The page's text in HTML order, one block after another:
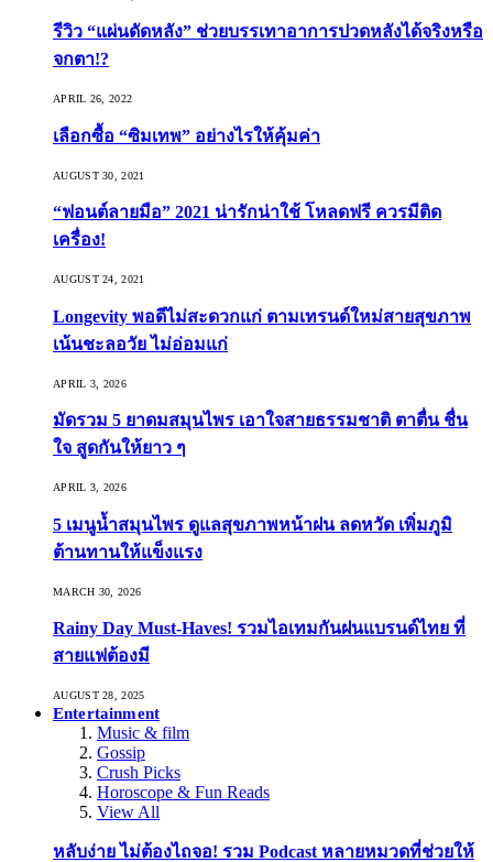
รีวิว “แผ่นดัดหลัง” ช่วยบรรเทาอาการปวดหลังได้จริงหรือ
จกตา!?
APRIL 26, 2022
เลือกซื้อ “ซิมเทพ” อย่างไรให้คุ้มค่า
AUGUST 30, 2021
“ฟอนต์ลายมือ” 2021 น่ารักน่าใช้ โหลดฟรี ควรมีติด
เครื่อง!
AUGUST 24, 2021
Longevity พอดีไม่สะดวกแก่ ตามเทรนด์ใหม่สายสุขภาพ
เน้นชะลอวัย ไม่อ่อมแก่
APRIL 3, 2026
มัดรวม 5 ยาดมสมุนไพร เอาใจสายธรรมชาติ ตาตื่น ชื่น
ใจ สูดกันให้ยาว ๆ
APRIL 3, 2026
5 เมนูน้ำสมุนไพร ดูแลสุขภาพหน้าฝน ลดหวัด เพิ่มภูมิ
ต้านทานให้แข็งแรง
MARCH 30, 2026
Rainy Day Must-Haves! รวมไอเทมกันฝนแบรนด์ไทย ที่
สายแฟต้องมี
AUGUST 28, 2025
Entertainment
Music & film
Gossip
Crush Picks
Horoscope & Fun Reads
View All
หลับง่าย ไม่ต้องไถจอ! รวม Podcast หลายหมวดที่ช่วยให้